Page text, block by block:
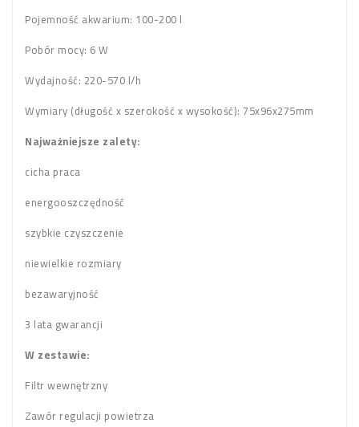
Pojemność akwarium: 100-200 l
Pobór mocy: 6 W
Wydajność: 220-570 l/h
Wymiary (długość x szerokość x wysokość): 75x96x275mm
Najważniejsze zalety:
cicha praca
energooszczędność
szybkie czyszczenie
niewielkie rozmiary
bezawaryjność
3 lata gwarancji
W zestawie:
Filtr wewnętrzny
Zawór regulacji powietrza